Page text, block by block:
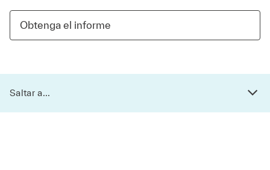
Obtenga el informe
Saltar a...